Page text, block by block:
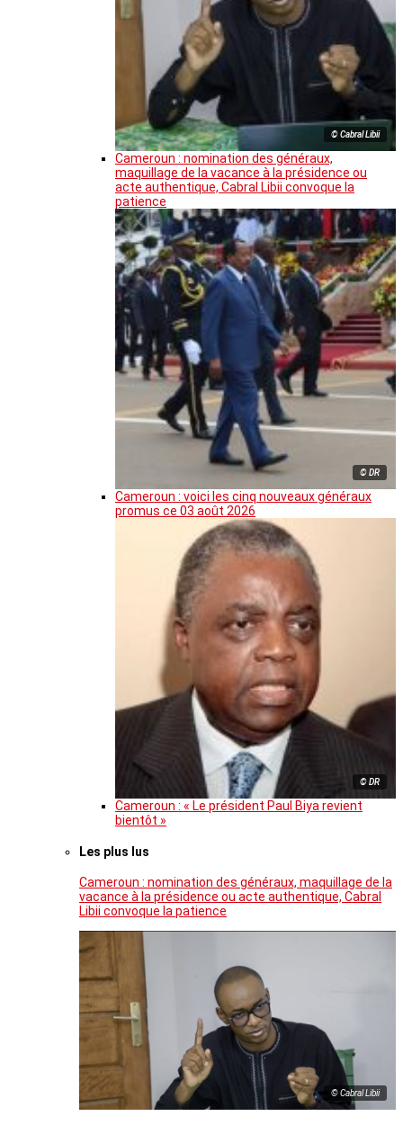
© Cabral Libii
Cameroun : nomination des généraux,
maquillage de la vacance à la présidence ou
acte authentique, Cabral Libii convoque la
patience
© DR
Cameroun : voici les cinq nouveaux généraux
promus ce 03 août 2026
© DR
Cameroun : « Le président Paul Biya revient
bientôt »
Les plus lus
Cameroun : nomination des généraux, maquillage de la
vacance à la présidence ou acte authentique, Cabral
Libii convoque la patience
© Cabral Libii